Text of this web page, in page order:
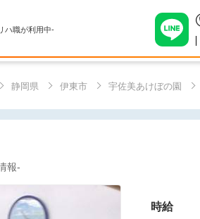
ハ職が利用中-
静岡県 伊東市 宇佐美あけぼの園
報-
時給